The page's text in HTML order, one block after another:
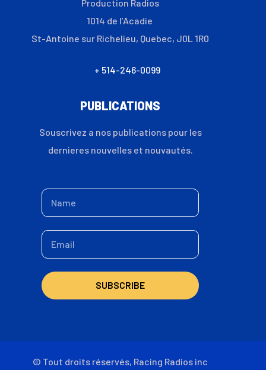
Production Radios
1014 de l’Acadie
St-Antoine sur Richelieu, Quebec, J0L 1R0
+ 514-246-0099
PUBLICATIONS
Souscrivez a nos publications pour les
dernieres nouvelles et nouvautés.
SUBSCRIBE
© Tout droits réservés, Racing Radios inc